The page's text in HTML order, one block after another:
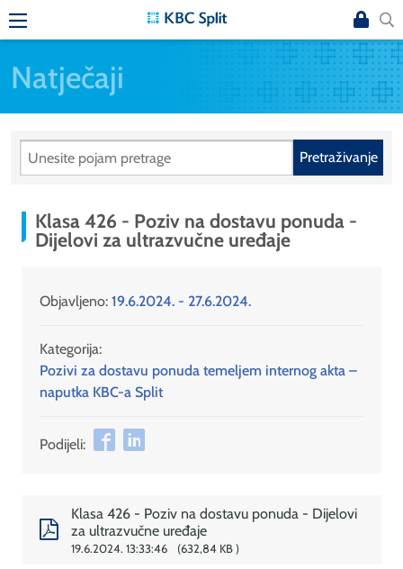
Natječaji
Pretraživanje
Klasa 426 - Poziv na dostavu ponuda -
Dijelovi za ultrazvučne uređaje
Objavljeno: 19.6.2024. - 27.6.2024.
Kategorija:
Pozivi za dostavu ponuda temeljem internog akta –
naputka KBC-a Split
Podijeli:
Klasa 426 - Poziv na dostavu ponuda - Dijelovi
za ultrazvučne uređaje
19.6.2024. 13:33:46 632,84 KB